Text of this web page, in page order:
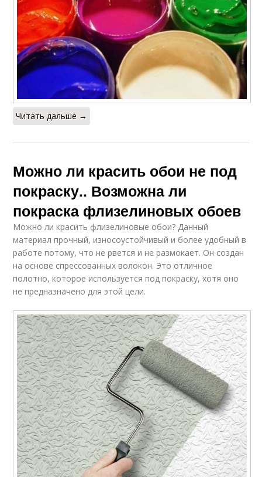
Читать дальше →
Можно ли красить обои не под
покраску.. Возможна ли
покраска флизелиновых обоев
Можно ли красить флизелиновые обои? Данный
материал прочный, износоустойчивый и более удобный в
работе потому, что не рвется и не размокает. Он создан
на основе спрессованных волокон. Это отличное
полотно, которое используется под покраску, хотя оно
не предназначено для этой цели.